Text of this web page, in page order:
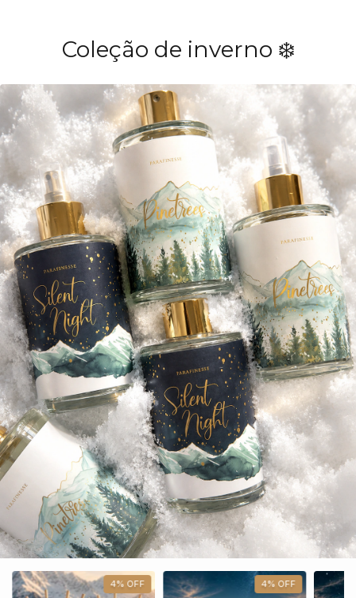
Coleção de inverno ❄️
4% OFF 4% OFF